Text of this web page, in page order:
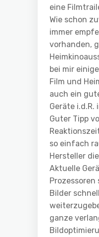
eine
Wie schon
immer
vorhanden,
bei mir
Film und
auch ein
Geräte i.d.R.
Guter Tipp
so einfach
Hersteller
Aktuelle
Bilder
ganze